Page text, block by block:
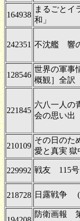
164938
まるごとイ
和」
242351 不沈艦 響
128546
世界の軍事
概観］全訳
221845
六八一人の
会の思い出
210109
その日のた
愛と真実 獄
229992 戦友 115号
218728 日露戦争 (
防衛画報